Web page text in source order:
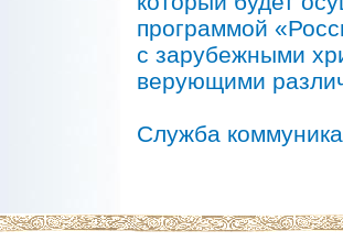
программой
с зарубежными
верующими
Служба